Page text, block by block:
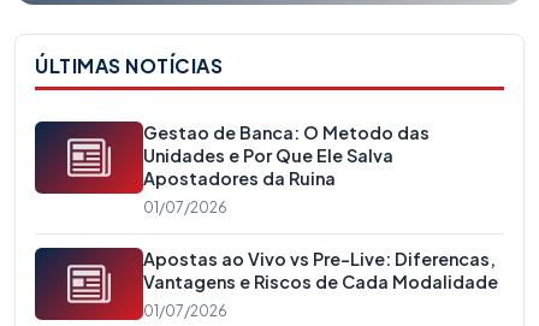
ÚLTIMAS NOTÍCIAS
Gestao de Banca: O Metodo das
Unidades e Por Que Ele Salva
Apostadores da Ruina
01/07/2026
Apostas ao Vivo vs Pre-Live: Diferencas,
Vantagens e Riscos de Cada Modalidade
01/07/2026